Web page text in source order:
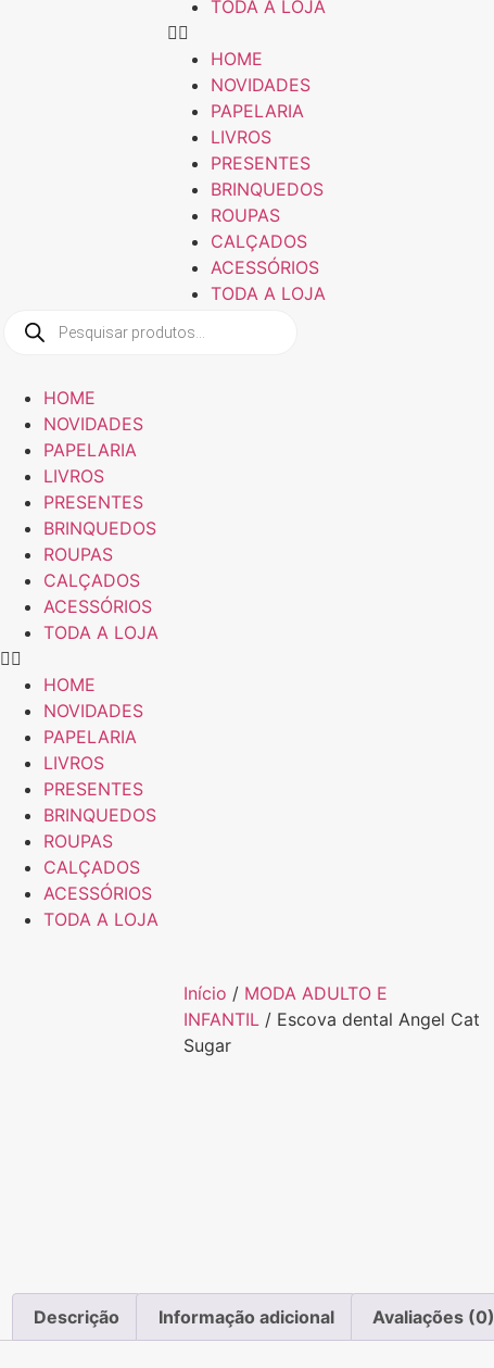
TODA A LOJA
HOME
NOVIDADES
PAPELARIA
LIVROS
PRESENTES
BRINQUEDOS
ROUPAS
CALÇADOS
ACESSÓRIOS
TODA A LOJA
Pesquisar
produtos
HOME
NOVIDADES
PAPELARIA
LIVROS
PRESENTES
BRINQUEDOS
ROUPAS
CALÇADOS
ACESSÓRIOS
TODA A LOJA
HOME
NOVIDADES
PAPELARIA
LIVROS
PRESENTES
BRINQUEDOS
ROUPAS
CALÇADOS
ACESSÓRIOS
TODA A LOJA
Início / MODA ADULTO E
INFANTIL/ Escova dental Angel Cat
Sugar
Descrição Informação adicional Avaliações (0)